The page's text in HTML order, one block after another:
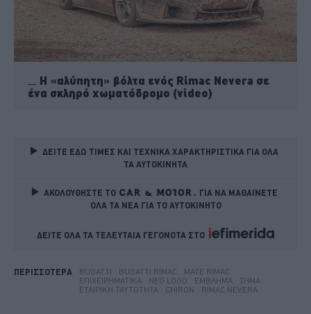
Η «αλύπητη» βόλτα ενός Rimac Nevera σε
ένα σκληρό χωματόδρομο (video)
ΔΕΙΤΕ ΕΔΩ ΤΙΜΕΣ ΚΑΙ ΤΕΧΝΙΚΑ ΧΑΡΑΚΤΗΡΙΣΤΙΚΑ ΓΙΑ ΟΛΑ
ΤΑ ΑΥΤΟΚΙΝΗΤΑ
ΑΚΟΛΟΥΘΗΣΤΕ ΤΟ
ΓΙΑ ΝΑ ΜΑΘΑΙΝΕΤΕ
ΟΛΑ ΤΑ ΝΕΑ ΓΙΑ ΤΟ ΑΥΤΟΚΙΝΗΤΟ
ΔΕΙΤΕ ΟΛΑ ΤΑ ΤΕΛΕΥΤΑΙΑ ΓΕΓΟΝΟΤΑ ΣΤΟ
ΠΕΡΙΣΣΟΤΕΡΑ BUGATTI BUGATTI RIMAC
MATE RIMAC
ΕΠΙΧΕΙΡΗΜΑΤΙΚΆ
ΝΈΟ LOGO ΈΜΒΛΗΜΑ
ΣΉΜΑ
ΕΤΑΙΡΙΚΉ ΤΑΥΤΌΤΗΤΑ
CHIRON RIMAC NEVERA